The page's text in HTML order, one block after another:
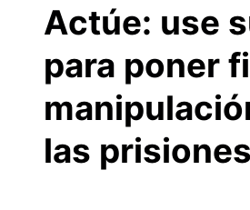
Actúe: use
para poner
las prisiones